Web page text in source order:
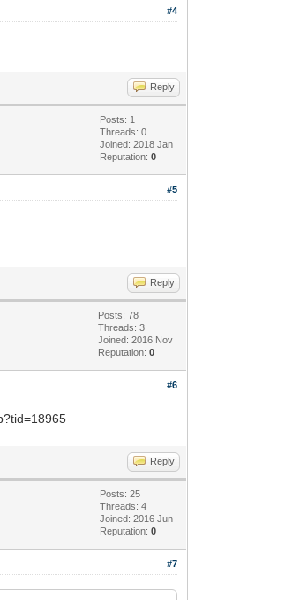
#4
Reply
Posts: 1
Threads: 0
Joined: 2018 Jan
Reputation:0
#5
Reply
Posts: 78
Threads: 3
Joined: 2016 Nov
Reputation:0
#6
Reply
Posts: 25
Threads: 4
Joined: 2016 Jun
Reputation:0
#7